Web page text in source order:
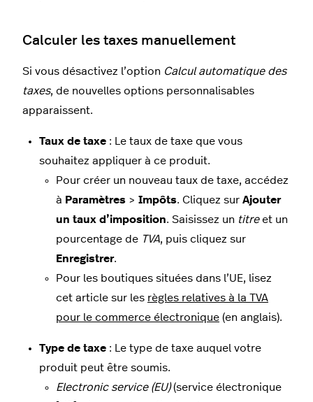
Calculer les taxes manuellement
Si vous désactivez l’option Calcul automatique des
taxes, de nouvelles options personnalisables
apparaissent.
Taux de taxe : Le taux de taxe que vous
souhaitez appliquer à ce produit.
Pour créer un nouveau taux de taxe, accédez
à Paramètres > Impôts. Cliquez sur Ajouter
un taux d’imposition. Saisissez un titreet un
pourcentage de TVA, puis cliquez sur
Enregistrer.
Pour les boutiques situées dans l’UE, lisez
cet article sur les règles relatives à la TVA
pour le commerce électronique (en anglais).
Type de taxe : Le type de taxe auquel votre
produit peut être soumis.
Electronic service (EU)(service électronique